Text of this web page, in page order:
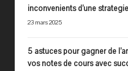
inconvenients d’une
23 mars 2025
5 astuces pour gagner de
vos notes de cours avec